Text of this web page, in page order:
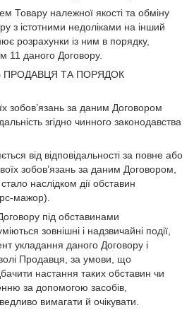
Товару належної якості та обміну
з істотними недоліками на інший
розрахунки із ним в порядку,
11 даного Договору.
ПРОДАВЦЯ ТА ПОРЯДОК
зобов’язань за даним Договором
згідно чинного законодавства
від відповідальності за повне або
зобов’язань за даним Договором,
наслідком дії обставин
мажор).
під обставинами
зовнішні і надзвичайні події,
укладання даного Договору і
Продавця, за умови, що
настання таких обставин чи
за допомогою засобів,
вимагати й очікувати.